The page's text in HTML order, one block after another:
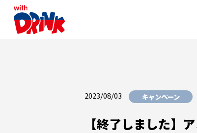
2023/08/03 キャンペーン
【終了しました】